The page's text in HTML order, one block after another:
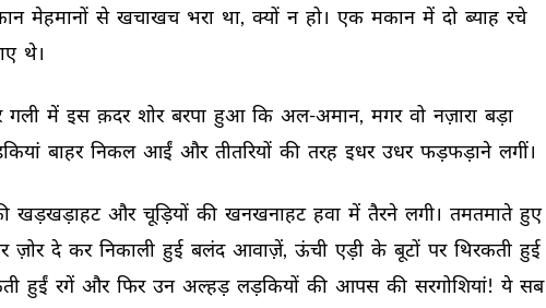
मेहमानों से खचाखच भरा था, क्यों न हो। एक मकान में दो ब्याह रचे
थे।
गली में इस क़दर शोर बरपा हुआ कि अल-अमान, मगर वो नज़ारा बड़ा
बाहर निकल आईं और तीतरियों की तरह इधर उधर फड़फड़ाने लगीं।
खड़खड़ाहट और चूड़ियों की खनखनाहट हवा में तैरने लगी। तमतमाते हुए
ज़ोर दे कर निकाली हुई बलंद आवाज़ें, ऊंची एड़ी के बूटों पर थिरकती हुई
हुईं रगें और फिर उन अल्हड़ लड़कियों की आपस की सरगोशियां! ये सब